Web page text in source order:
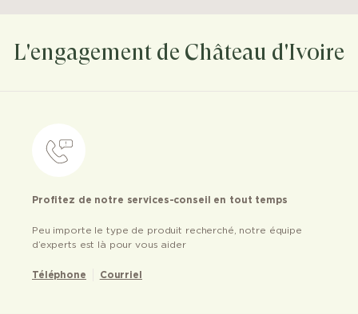
L'engagement de Château d'Ivoire
Profitez de notre services-conseil en tout temps
Peu importe le type de produit recherché, notre équipe
d’experts est là pour vous aider
Téléphone Courriel